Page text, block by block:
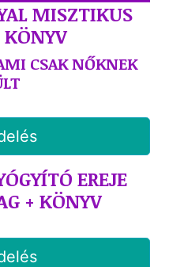
MISZTIKUS
CSAK NŐKNEK
EREJE
+ KÖNYV